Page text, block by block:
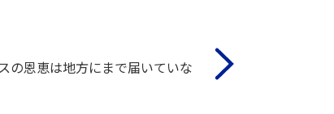
の恩恵は地方にまで届いていな